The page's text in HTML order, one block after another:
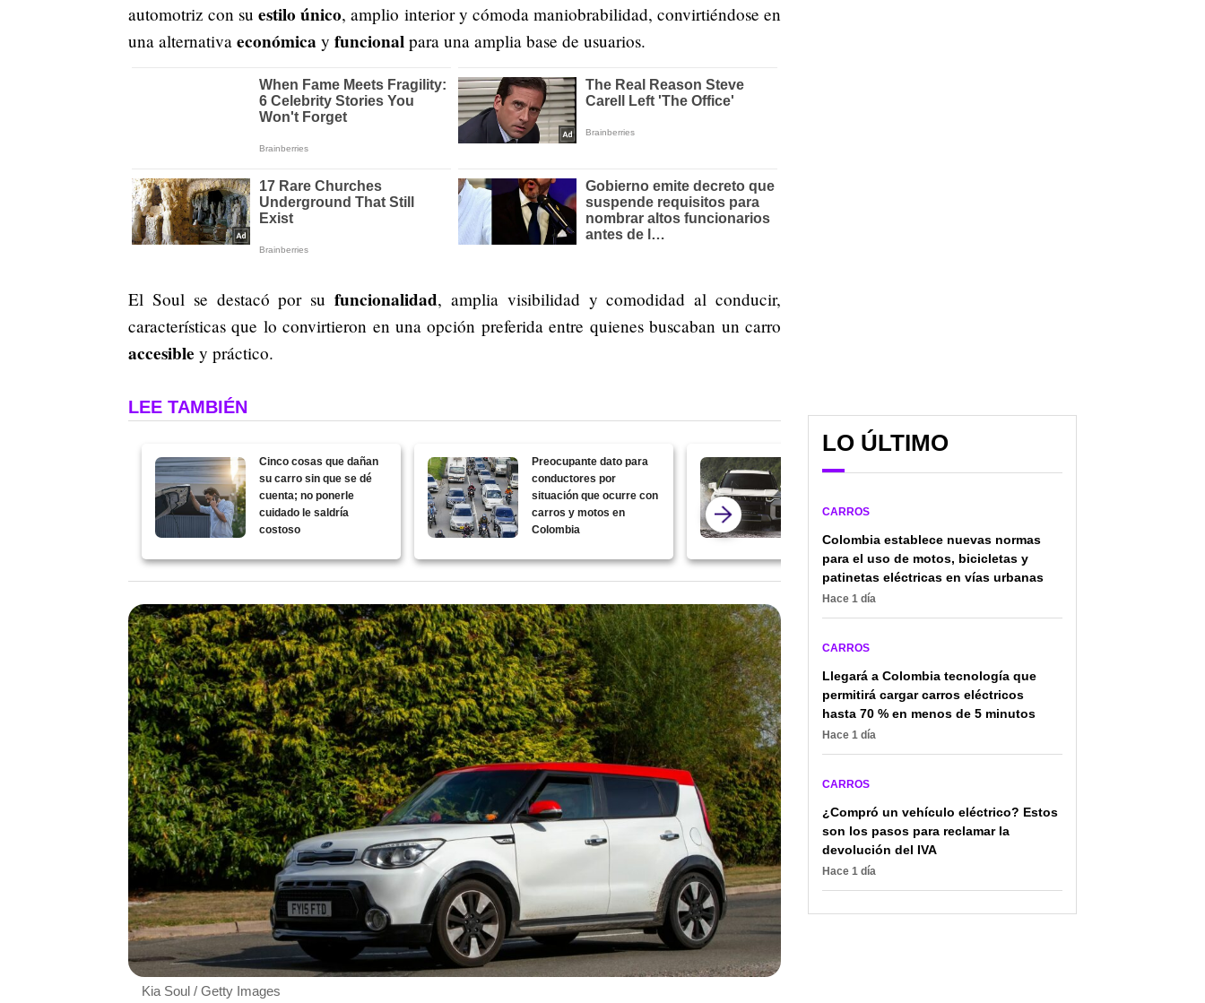
automotriz con suestilo único, amplio interior y cómoda maniobrabilidad, convirtiéndose en
una alternativa económica y funcional para una amplia base de usuarios.
El Soul se destacó por su funcionalidad, amplia visibilidad y comodidad al conducir,
características que lo convirtieron en una opción preferida entre quienes buscaban un carro
accesible y práctico.
LEE TAMBIÉN
Cinco cosas que dañan
su carro sin que se dé
cuenta; no ponerle
cuidado le saldría
costoso
Preocupante dato para
conductores por
situación que ocurre con
carros y motos en
Colombia
positivos con relación al
Kia Soul / Getty Images
LO ÚLTIMO
CARROS
Colombia establece nuevas normas
para el uso de motos, bicicletas y
patinetas eléctricas en vías urbanas
Hace 1 día
CARROS
Llegará a Colombia tecnología que
permitirá cargar carros eléctricos
hasta 70 % en menos de 5 minutos
Hace 1 día
CARROS
¿Compró un vehículo eléctrico? Estos
son los pasos para reclamar la
devolución del IVA
Hace 1 día